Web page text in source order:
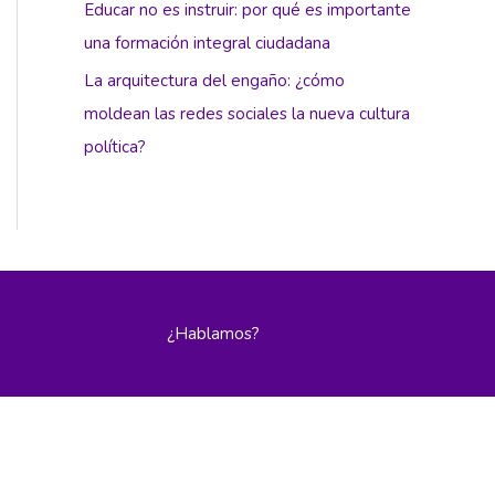
Educar no es instruir: por qué es importante
una formación integral ciudadana
La arquitectura del engaño: ¿cómo
moldean las redes sociales la nueva cultura
política?
¿Hablamos?